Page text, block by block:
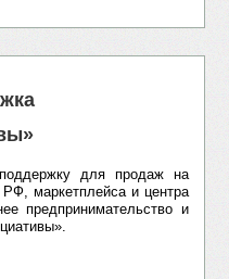
поддержку для продаж на
маркетплейса и центра
предпринимательство и